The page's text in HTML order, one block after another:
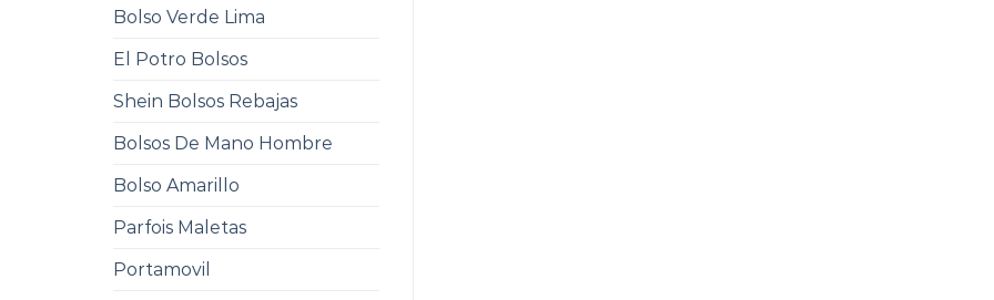
Bolso Verde Lima
El Potro Bolsos
Shein Bolsos Rebajas
Bolsos De Mano Hombre
Bolso Amarillo
Parfois Maletas
Portamovil